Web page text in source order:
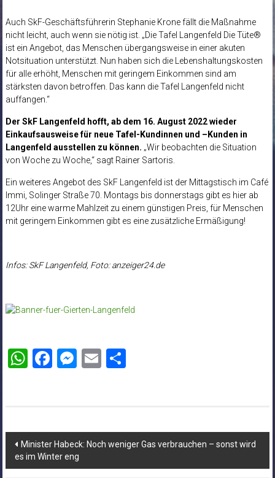
Auch SkF-Geschäftsführerin Stephanie Krone fällt die Maßnahme
nicht leicht, auch wenn sie nötig ist. „Die Tafel Langenfeld Die Tüte®
ist ein Angebot, das Menschen übergangsweise in einer akuten
Notsituation unterstützt. Nun haben sich die Lebenshaltungskosten
für alle erhöht, Menschen mit geringem Einkommen sind am
stärksten davon betroffen. Das kann die Tafel Langenfeld nicht
auffangen.“
Der SkF Langenfeld hofft, ab dem 16. August 2022 wieder
Einkaufsausweise für neue Tafel-Kundinnen und –Kunden in
Langenfeld ausstellen zu können. „Wir beobachten die Situation
von Woche zu Woche,“ sagt Rainer Sartoris.
Ein weiteres Angebot des SkF Langenfeld ist der Mittagstisch im Café
Immi, Solinger Straße 70. Montags bis donnerstags gibt es hier ab
12Uhr eine warme Mahlzeit zu einem günstigen Preis, für Menschen
mit geringem Einkommen gibt es eine zusätzliche Ermäßigung!
Infos: SkF Langenfeld, Foto: anzeiger24.de
WhatsApp
Facebook
Messenger
EmailTeilen
Beitragsnavigation
Minister Habeck: Noch weniger Gas verbrauchen – sonst wird
es im Winter eng